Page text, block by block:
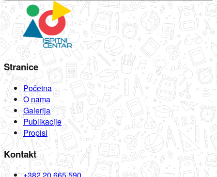
Stranice
Početna
O nama
Galerija
Publikacije
Propisi
Kontakt